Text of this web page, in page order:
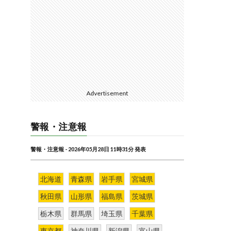
Advertisement
警報・注意報
警報・注意報 - 2026年05月28日 11時31分 発表
北海道 青森県 岩手県
宮城県
秋田県
山形県 福島県
茨城県
栃木県
群馬県 埼玉県
千葉県